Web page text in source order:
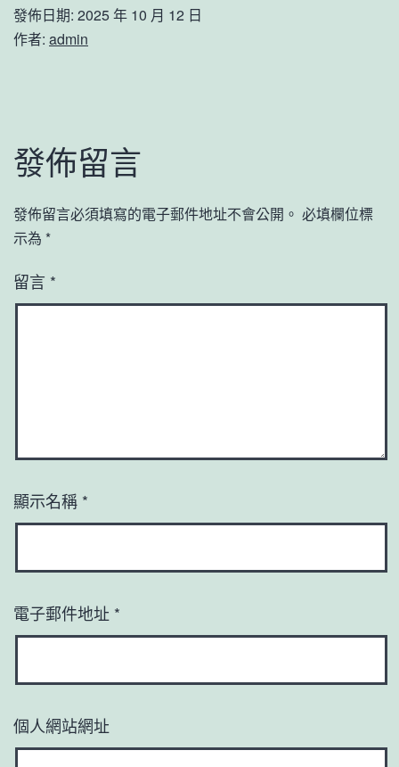
發佈日期: 2025 年 10 月 12 日
作者: admin
發佈留言
發佈留言必須填寫的電子郵件地址不會公開。 必填欄位標
示為 *
留言 *
顯示名稱 *
電子郵件地址 *
個人網站網址